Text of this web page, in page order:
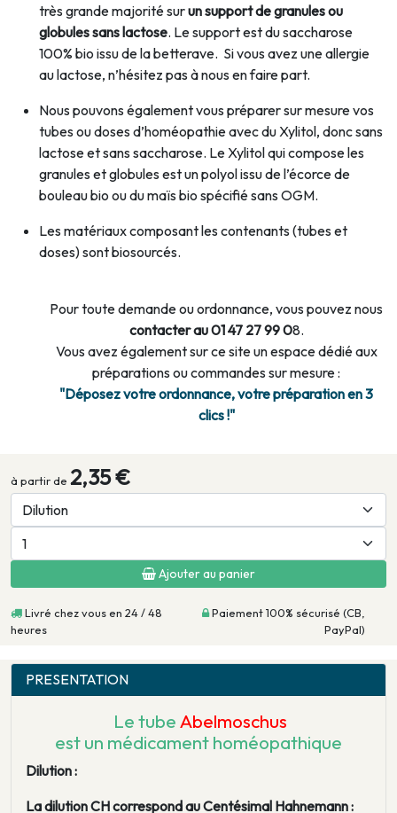
très grande majorité surun support de granules ou
globules sans lactose. Le support est du saccharose
100% bio issu de la betterave. Si vous avez une allergie
au lactose, n’hésitez pas à nous en faire part.
Nous pouvons également vous préparer sur mesure vos
tubes ou doses d’homéopathie avec du Xylitol, donc sans
lactose et sans saccharose. Le Xylitol qui compose les
granules et globules est un polyol issu de l’écorce de
bouleau bio ou du maïs bio spécifié sans OGM.
Les matériaux composant les contenants (tubes et
doses) sont biosourcés.
Pour toute demande ou ordonnance, vous pouvez nous
contacter au 01 47 27 99 08.
Vous avez également sur ce site un espace dédié aux
préparations ou commandes sur mesure :
"Déposez votre ordonnance, votre préparation en 3
clics !"
à partir de 2,35 €
Ajouter au panier
Livré chez vous en 24 / 48
heures
Paiement 100% sécurisé (CB,
PayPal)
PRESENTATION
Le tubeAbelmoschus
est un médicament homéopathique
Dilution :
La dilution CH correspond au Centésimal Hahnemann :